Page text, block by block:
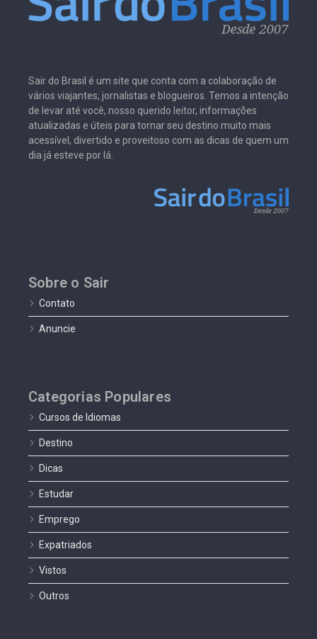
Sair do Brasil é um site que conta com a colaboração de
vários viajantes, jornalistas e blogueiros. Temos a intenção
de levar até você, nosso querido leitor, informações
atualizadas e úteis para tornar seu destino muito mais
acessível, divertido e proveitoso com as dicas de quem um
dia já esteve por lá.
Sobre o Sair
Contato
Anuncie
Categorias Populares
Cursos de Idiomas
Destino
Dicas
Estudar
Emprego
Expatriados
Vistos
Outros